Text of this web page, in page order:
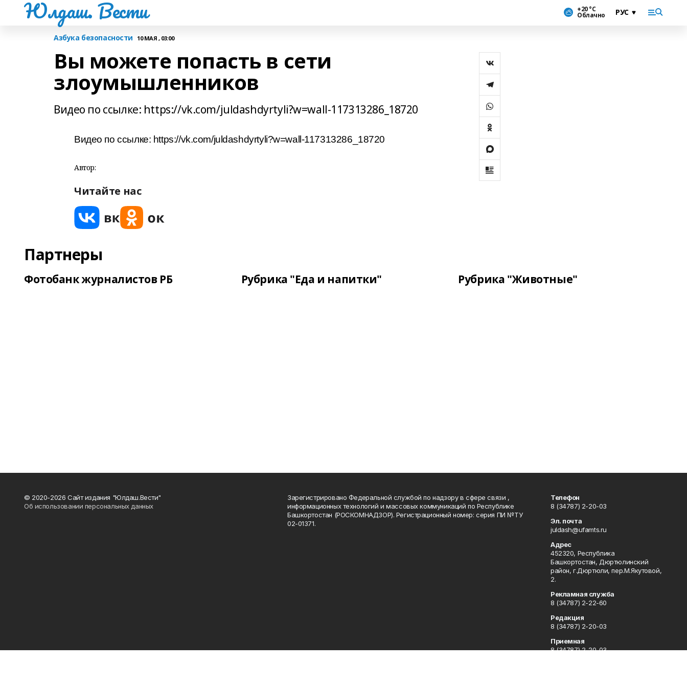
Юлдаш. Вести +20 °С
Облачно
Азбука безопасности 10 МАЯ , 03:00
Вы можете попасть в сети
злоумышленников
Видео по ссылке: https://vk.com/juldashdyrtyli?w=wall-117313286_18720
Видео по ссылке: https://vk.com/juldashdyrtyli?w=wall-117313286_18720
Автор:
Читайте нас
Партнеры
Фотобанк журналистов РБ Рубрика "Еда и напитки" Рубрика "Животные"
© 2020-2026 Сайт издания "Юлдаш.Вести"
Об использовании персональных данных
Зарегистрировано Федеральной службой по надзору в сфере связи ,
информационных технологий и массовых коммуникаций по Республике
Башкортостан (РОСКОМНАДЗОР). Регистрационный номер: серия ПИ №ТУ
02-01371.
Телефон
8 (34787) 2-20-03
Эл. почта
juldash@ufamts.ru
Адрес
452320, Республика
Башкортостан, Дюртюлинский
район, г.Дюртюли, пер.М.Якутовой,
2.
Рекламная служба
8 (34787) 2-22-60
Редакция
8 (34787) 2-20-03
Приемная
8 (34787) 2-20-03